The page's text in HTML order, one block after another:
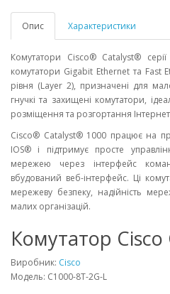
Опис Характеристики
Комутатори Cisco® Catalyst®
комутатори Gigabit Ethernet та Fast
рівня (Layer 2), призначені для
гнучкі та захищені комутатори,
розміщення та розгортання
Cisco® Catalyst® 1000 працює на
IOS® і підтримує просте
мережею через інтерфейс
вбудований веб-інтерфейс. Ці
мережеву безпеку, надійність
малих організацій.
Комутатор Cisco
Виробник: Cisco
Модель: C1000-8T-2G-L